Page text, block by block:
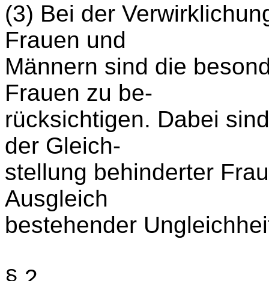
(3) Bei der
Frauen und
Männern sind die
Frauen zu be-
rücksichtigen. Dabei
der Gleich-
stellung behinderter
Ausgleich
bestehender